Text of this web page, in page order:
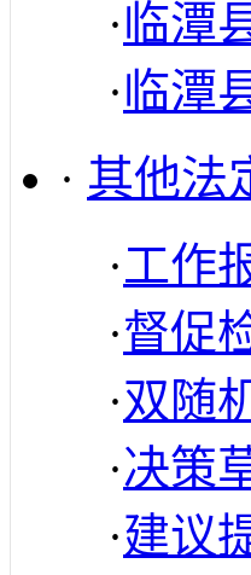
·临潭
·临潭
· 其他法
·工作
·督促
·双随
·决策
·建议